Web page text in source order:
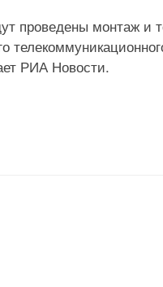
проведены монтаж и
РИА Новости.